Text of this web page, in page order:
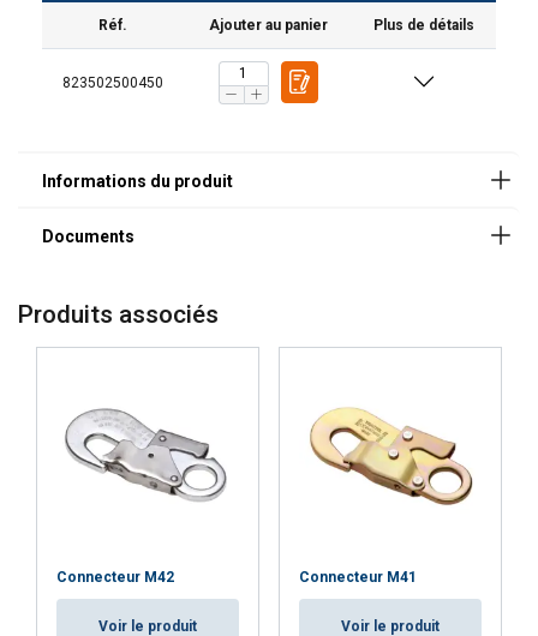
Réf. Ajouter au panier Plus de détails
823502500450
Produits associés
Connecteur M42
Voir le produit
Connecteur M41
Voir le produit